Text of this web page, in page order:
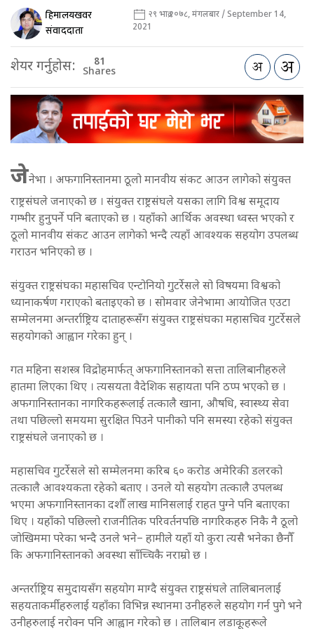
हिमालयखवर
संवाददाता
२९ भाद्र २०७८, मंगलबार / September 14,
2021
शेयर गर्नुहोस: 81
Shares
जेनेभा । अफगानिस्तानमा ठूलो मानवीय संकट आउन लागेको संयुक्त
राष्ट्रसंघले जनाएको छ । संयुक्त राष्ट्रसंघले यसका लागि विश्व समूदाय
गम्भीर हुनुपर्ने पनि बताएको छ । यहाँको आर्थिक अवस्था ध्वस्त भएको र
ठूलो मानवीय संकट आउन लागेको भन्दै त्यहाँ आवश्यक सहयोग उपलब्ध
गराउन भनिएको छ ।
संयुक्त राष्ट्रसंघका महासचिव एन्टोनियो गुटर्रेसले सो विषयमा विश्वको
ध्यानाकर्षण गराएको बताइएको छ । सोमवार जेनेभामा आयोजित एउटा
सम्मेलनमा अन्तर्राष्ट्रिय दाताहरूसँग संयुक्त राष्ट्रसंघका महासचिव गुटर्रेसले
सहयोगको आह्वान गरेका हुन् ।
गत महिना सशस्त्र विद्रोहमार्फत् अफगानिस्तानको सत्ता तालिबानीहरुले
हातमा लिएका थिए । त्यसयता वैदेशिक सहायता पनि ठप्प भएको छ ।
अफगानिस्तानका नागरिकहरूलाई तत्कालै खाना, औषधि, स्वास्थ्य सेवा
तथा पछिल्लो समयमा सुरक्षित पिउने पानीको पनि समस्या रहेको संयुक्त
राष्ट्रसंघले जनाएको छ ।
महासचिव गुटर्रेसले सो सम्मेलनमा करिब ६० करोड अमेरिकी डलरको
तत्कालै आवश्यकता रहेको बताए । उनले यो सहयोग तत्कालै उपलब्ध
भएमा अफगानिस्तानका दशौँ लाख मानिसलाई राहत पुग्ने पनि बताएका
थिए । यहाँको पछिल्लो राजनीतिक परिवर्तनपछि नागरिकहरु निकै नै ठूलो
जोखिममा परेका भन्दै उनले भने– हामीले यहाँ यो कुरा त्यसै भनेका छैनौँ
कि अफगानिस्तानको अवस्था साँच्चिकै नराम्रो छ ।
अन्तर्राष्ट्रिय समुदायसँग सहयोग माग्दै संयुक्त राष्ट्रसंघले तालिबानलाई
सहयताकर्मीहरुलाई यहाँका विभिन्न स्थानमा उनीहरुले सहयोग गर्न पुगे भने
उनीहरुलाई नरोक्न पनि आह्वान गरेको छ । तालिबान लडाकूहरूले